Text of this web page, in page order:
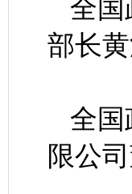
全国
部长黄
全国
限公